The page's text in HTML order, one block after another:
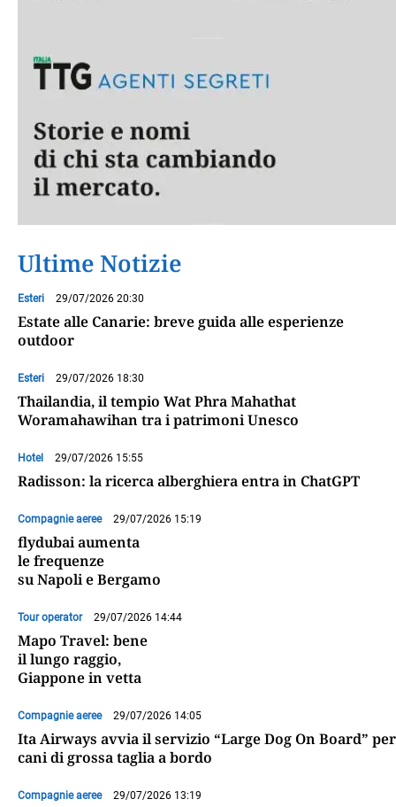
Ultime Notizie
Esteri 29/07/2026 20:30
Estate alle Canarie: breve guida alle esperienze
outdoor
Esteri 29/07/2026 18:30
Thailandia, il tempio Wat Phra Mahathat
Woramahawihan tra i patrimoni Unesco
Hotel 29/07/2026 15:55
Radisson: la ricerca alberghiera entra in ChatGPT
Compagnie aeree 29/07/2026 15:19
flydubai aumenta
le frequenze
su Napoli e Bergamo
Tour operator 29/07/2026 14:44
Mapo Travel: bene
il lungo raggio,
Giappone in vetta
Compagnie aeree 29/07/2026 14:05
Ita Airways avvia il servizio “Large Dog On Board” per
cani di grossa taglia a bordo
Compagnie aeree 29/07/2026 13:19